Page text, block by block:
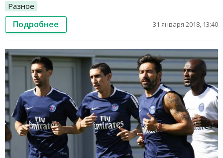
Разное
Подробнее 31 января 2018, 13:40